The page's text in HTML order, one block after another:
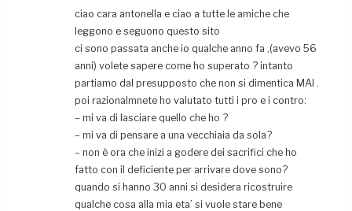
ciao cara antonella e ciao a tutte le amiche che
leggono e seguono questo sito
ci sono passata anche io qualche anno fa ,(avevo 56
anni) volete sapere come ho superato ? intanto
partiamo dal presupposto che non si dimentica MAI .
poi razionalmnete ho valutato tutti i pro e i contro:
– mi va di lasciare quello che ho ?
– mi va di pensare a una vecchiaia da sola?
– non è ora che inizi a godere dei sacrifici che ho
fatto con il deficiente per arrivare dove sono?
quando si hanno 30 anni si desidera ricostruire
qualche cosa alla mia eta’ si vuole stare bene